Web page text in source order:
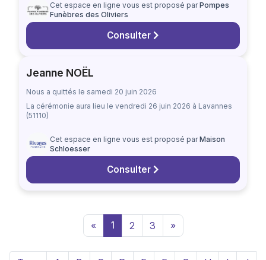
Cet espace en ligne vous est proposé parPompes
Funèbres des Oliviers
Consulter
Jeanne NOËL
Nous a quittés le samedi 20 juin 2026
La cérémonie aura lieu le vendredi 26 juin 2026 à Lavannes
(51110)
Cet espace en ligne vous est proposé parMaison
Schloesser
Consulter
« 1 2 3 »